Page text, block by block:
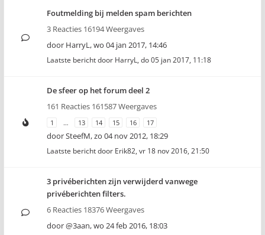
Foutmelding bij melden spam berichten
3 Reacties 16194 Weergaves
door HarryL,wo 04 jan 2017, 14:46
Laatste bericht door HarryL, do 05 jan 2017, 11:18
De sfeer op het forum deel 2
161 Reacties 161587 Weergaves
1 … 13 14 15 16 17
doorSteefM,zo 04 nov 2012, 18:29
Laatste bericht door Erik82, vr 18 nov 2016, 21:50
3 privéberichten zijn verwijderd vanwege
privéberichten filters.
6 Reacties 18376 Weergaves
door@3aan,wo 24 feb 2016, 18:03